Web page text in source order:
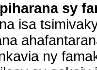
sy
isa
ny